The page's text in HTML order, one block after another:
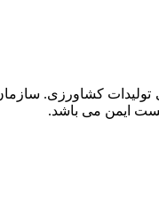
تولیدات کشاورزی.
ایمن می باشد.